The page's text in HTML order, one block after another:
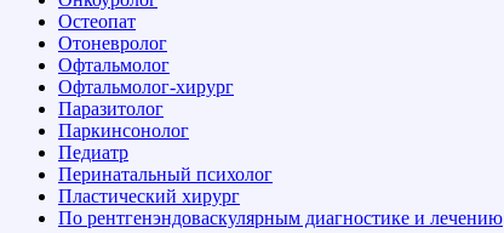
Остеопат
Отоневролог
Офтальмолог
Офтальмолог-хирург
Паразитолог
Паркинсонолог
Педиатр
Перинатальный психолог
Пластический хирург
По рентгенэндоваскулярным диагностике и лечению